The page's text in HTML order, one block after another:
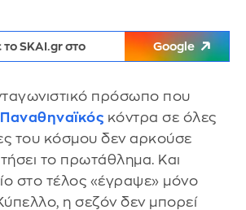
το SKAI.gr στο Google
πρόσωπο που
Παναθηναϊκός κόντρα σε όλες
του κόσμου δεν αρκούσε
το πρωτάθλημα. Και
στο τέλος «έγραψε» μόνο
η σεζόν δεν μπορεί